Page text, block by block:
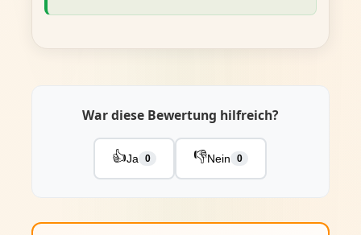
War diese Bewertung hilfreich?
👍Ja 0 👎Nein 0